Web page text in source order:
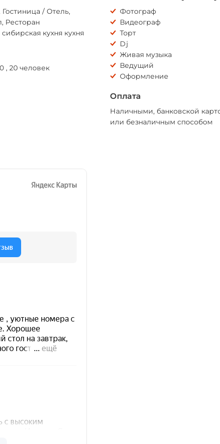
/ Отель,
Ресторан
кухня кухня
, 20 человек
Фотограф
Видеограф
Торт
Dj
Живая музыка
Ведущий
Оформление
Оплата
Наличными, банковской
или безналичным способом